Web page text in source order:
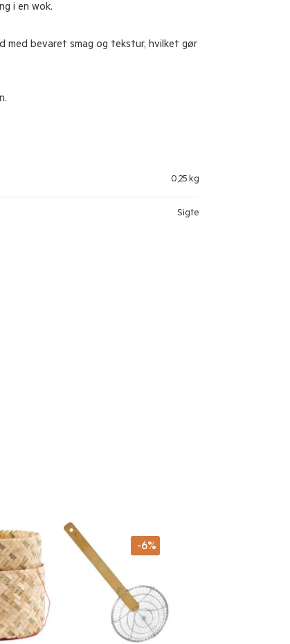
i en wok.
bevaret smag og tekstur, hvilket gør
0,25 kg
Sigte
-6%